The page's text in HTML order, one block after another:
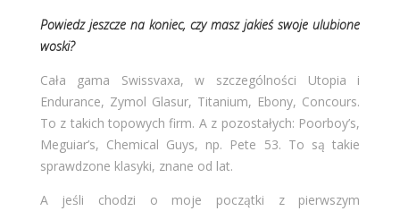
Powiedz jeszcze na koniec, czy masz jakieś swoje ulubione
woski?
Cała gama Swissvaxa, w szczególności Utopia i
Endurance, Zymol Glasur, Titanium, Ebony, Concours.
To z takich topowych firm. A z pozostałych: Poorboy’s,
Meguiar’s, Chemical Guys, np. Pete 53. To są takie
sprawdzone klasyki, znane od lat.
A jeśli chodzi o moje początki z pierwszym